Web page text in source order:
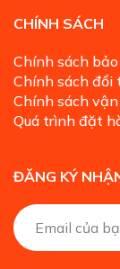
CHÍNH SÁCH
Chính sách
Chính sách đổi
Chính sách
Quá trình đặt
ĐĂNG KÝ